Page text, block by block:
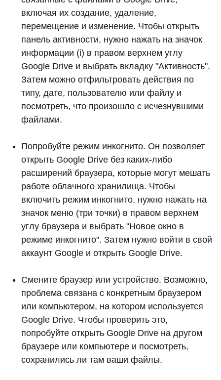
включая их создание, удаление,
перемещение и изменение. Чтобы открыть
панель активности, нужно нажать на значок
информации (i) в правом верхнем углу
Google Drive и выбрать вкладку "Активность".
Затем можно отфильтровать действия по
типу, дате, пользователю или файлу и
посмотреть, что произошло с исчезнувшими
файлами.
Попробуйте режим инкогнито. Он позволяет
открыть Google Drive без каких-либо
расширений браузера, которые могут мешать
работе облачного хранилища. Чтобы
включить режим инкогнито, нужно нажать на
значок меню (три точки) в правом верхнем
углу браузера и выбрать "Новое окно в
режиме инкогнито". Затем нужно войти в свой
аккаунт Google и открыть Google Drive.
Смените браузер или устройство. Возможно,
проблема связана с конкретным браузером
или компьютером, на котором используется
Google Drive. Чтобы проверить это,
попробуйте открыть Google Drive на другом
браузере или компьютере и посмотреть,
сохранились ли там ваши файлы.